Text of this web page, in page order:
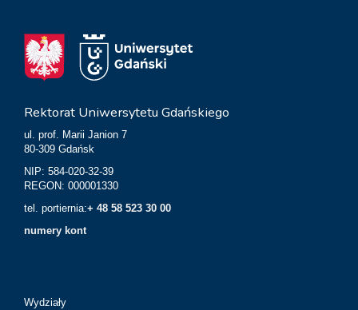
Rektorat Uniwersytetu Gdańskiego
ul. prof. Marii Janion 7
80-309 Gdańsk
NIP: 584-020-32-39
REGON: 000001330
tel. portiernia:+ 48 58 523 30 00
numery kont
Wydziały